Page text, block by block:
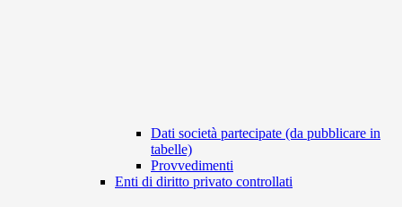
Dati società partecipate (da pubblicare in
tabelle)
Provvedimenti
Enti di diritto privato controllati